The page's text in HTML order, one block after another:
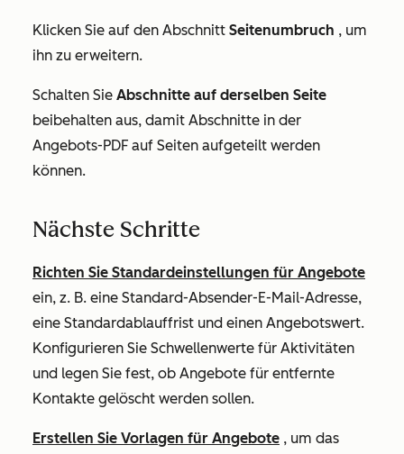
Klicken Sie auf den Abschnitt Seitenumbruch , um
ihn zu erweitern.
Schalten Sie Abschnitte auf derselben Seite
beibehalten aus, damit Abschnitte in der
Angebots-PDF auf Seiten aufgeteilt werden
können.
Nächste Schritte
Richten Sie Standardeinstellungen für Angebote
ein, z. B. eine Standard-Absender-E-Mail-Adresse,
eine Standardablauffrist und einen Angebotswert.
Konfigurieren Sie Schwellenwerte für Aktivitäten
und legen Sie fest, ob Angebote für entfernte
Kontakte gelöscht werden sollen.
Erstellen Sie Vorlagen für Angebote , um das